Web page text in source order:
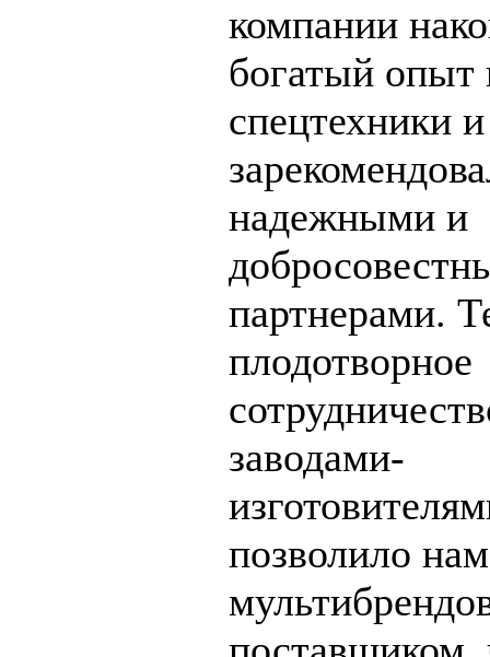
компании
богатый опыт
спецтехники и
надежными и
партнерами.
плодотворное
заводами-
позволило